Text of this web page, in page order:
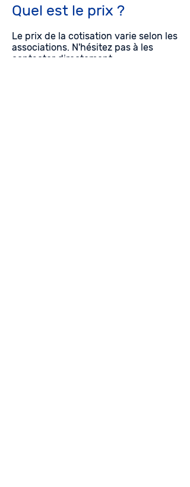
Quel est le prix ?
Le prix de la cotisation varie selon les
associations. N'hésitez pas à les
contacter directement